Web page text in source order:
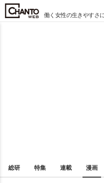
働く女性の生きやすさ
総研 特集 連載 漫画